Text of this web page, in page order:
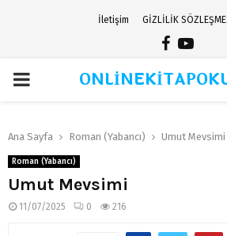
İletişim GİZLİLİK
Facebook
PRIMARY
Ana Sayfa Roman (Yabancı) Umut Mevsimi
Roman (Yabancı)
Umut Mevsimi
11/07/2025 0 216